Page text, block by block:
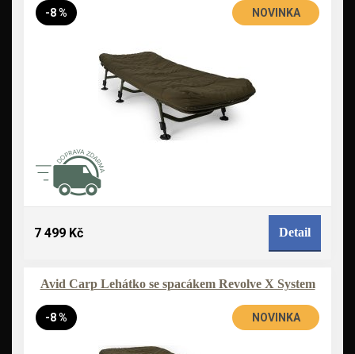
-8 % NOVINKA
7 499 Kč Detail
Avid Carp Lehátko se spacákem Revolve X System
-8 % NOVINKA